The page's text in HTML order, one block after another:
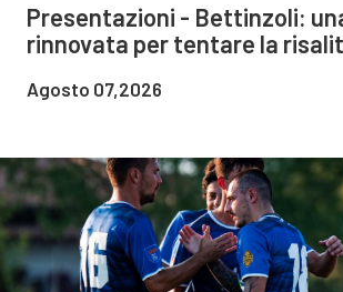
Presentazioni - Bettinzoli:
rinnovata per tentare la
Agosto 07,2026